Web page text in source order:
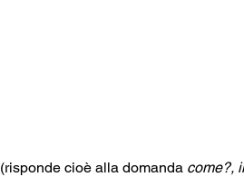
cioè alla domanda come?,